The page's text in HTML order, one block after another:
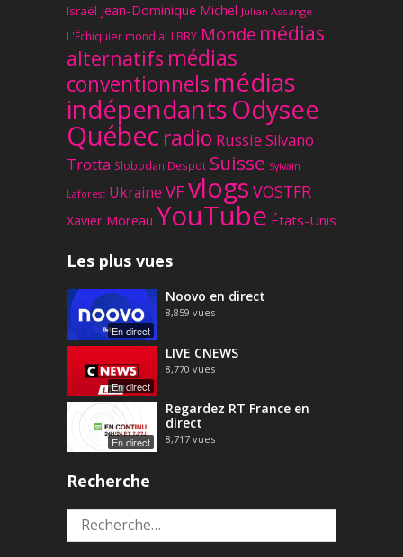
Israël Jean-Dominique Michel Julian Assange
L'Échiquier mondial LBRY Monde médias
alternatifs médias
conventionnels médias
indépendantsOdysee
Québec radio Russie Silvano
Trotta Slobodan Despot Suisse Sylvain
Laforest Ukraine VFvlogs VOSTFR
Xavier Moreau YouTube États-Unis
Les plus vues
En direct
Noovo en direct
8,859 vues
En direct
LIVE CNEWS
8,770 vues
En direct
Regardez RT France en
direct
8,717 vues
Recherche
Rechercher :